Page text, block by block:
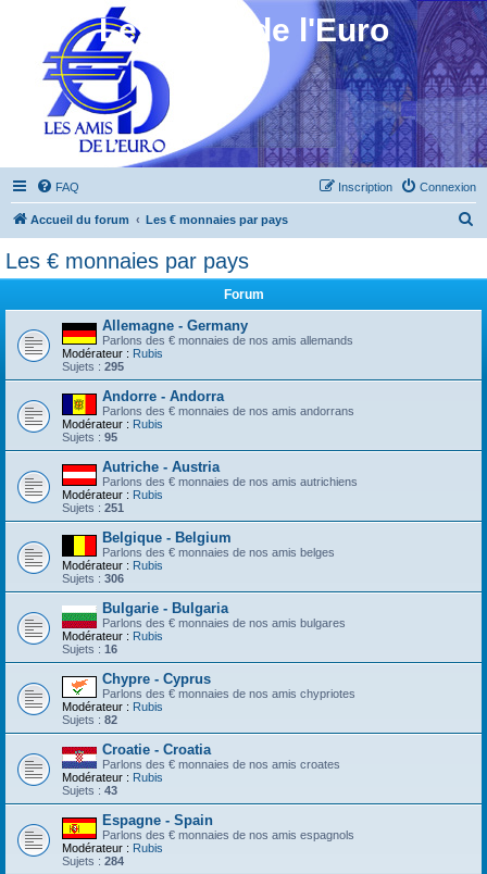
Les Amis de l'Euro
FAQ Connexion
Inscription
Accueil du forum Les € monnaies par pays
r
Les € monnaies par pays
Forum
Allemagne - Germany
Parlons des € monnaies de nos amis allemands
Modérateur : Rubis
Sujets : 295
Andorre - Andorra
Parlons des € monnaies de nos amis andorrans
Modérateur : Rubis
Sujets : 95
Autriche - Austria
Parlons des € monnaies de nos amis autrichiens
Modérateur : Rubis
Sujets : 251
Belgique - Belgium
Parlons des € monnaies de nos amis belges
Modérateur : Rubis
Sujets : 306
Bulgarie - Bulgaria
Parlons des € monnaies de nos amis bulgares
Modérateur : Rubis
Sujets : 16
Chypre - Cyprus
Parlons des € monnaies de nos amis chypriotes
Modérateur : Rubis
Sujets : 82
Croatie - Croatia
Parlons des € monnaies de nos amis croates
Modérateur : Rubis
Sujets : 43
Espagne - Spain
Parlons des € monnaies de nos amis espagnols
Modérateur : Rubis
Sujets : 284